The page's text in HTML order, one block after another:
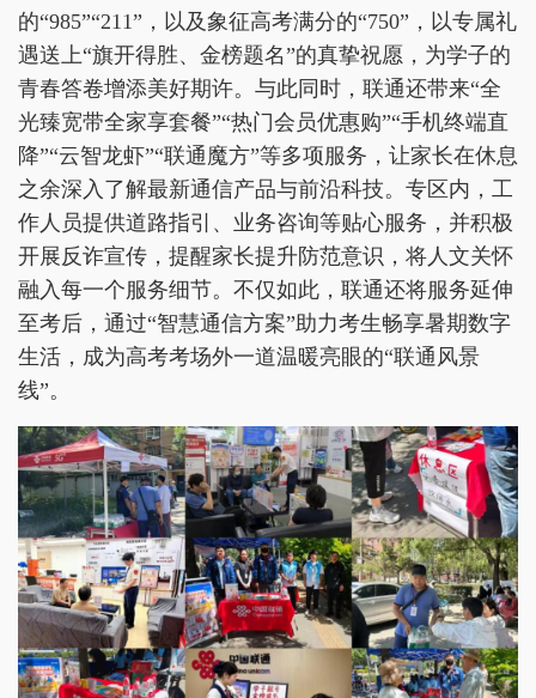
的“985”“211”，以及象征高考满分的“750”，以专属礼
遇送上“旗开得胜、金榜题名”的真挚祝愿，为学子的
青春答卷增添美好期许。与此同时，联通还带来“全
光臻宽带全家享套餐”“热门会员优惠购”“手机终端直
降”“云智龙虾”“联通魔方”等多项服务，让家长在休息
之余深入了解最新通信产品与前沿科技。专区内，工
作人员提供道路指引、业务咨询等贴心服务，并积极
开展反诈宣传，提醒家长提升防范意识，将人文关怀
融入每一个服务细节。不仅如此，联通还将服务延伸
至考后，通过“智慧通信方案”助力考生畅享暑期数字
生活，成为高考考场外一道温暖亮眼的“联通风景
线”。